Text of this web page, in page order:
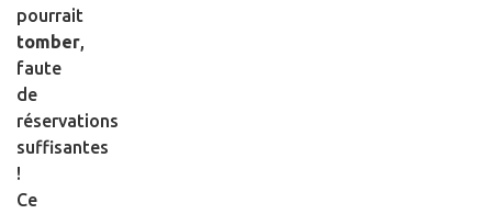
pourrait
tomber,
faute
de
réservations
suffisantes
!
Ce